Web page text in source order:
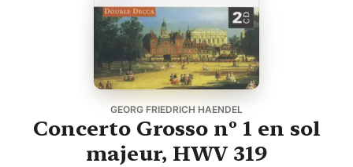
GEORG FRIEDRICH HAENDEL
Concerto Grosso nº 1 en sol
majeur, HWV 319